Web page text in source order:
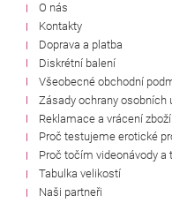
O nás
Kontakty
Doprava a platba
Diskrétní balení
Všeobecné obchodní
Zásady ochrany osobních
Reklamace a vrácení zboží
Proč testujeme erotické
Proč točím videonávody
Tabulka velikostí
Naši partneři